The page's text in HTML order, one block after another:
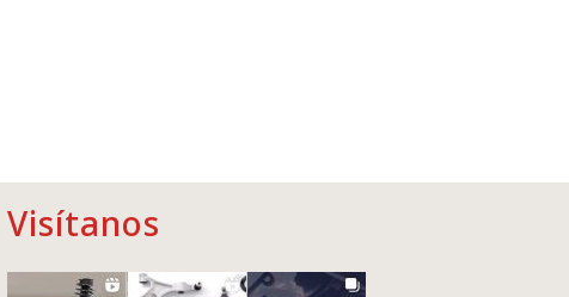
Visítanos